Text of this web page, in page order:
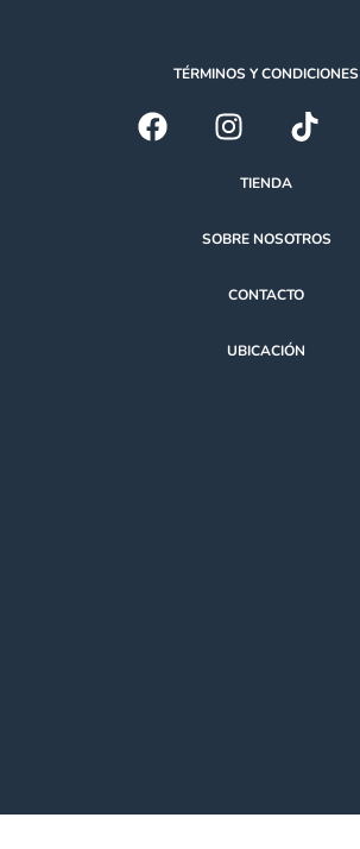
TÉRMINOS Y CONDICIONES
TIENDA
SOBRE NOSOTROS
CONTACTO
UBICACIÓN